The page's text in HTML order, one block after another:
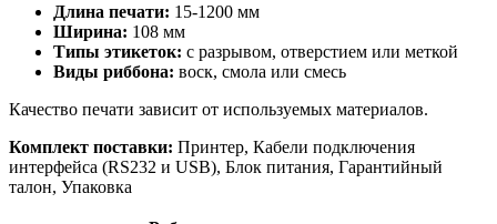
Длина печати: 15-1200 мм
Ширина: 108 мм
Типы этикеток: с разрывом, отверстием или меткой
Виды риббона: воск, смола или смесь
Качество печати зависит от используемых материалов.
Комплект поставки: Принтер, Кабели подключения
интерфейса (RS232 и USB), Блок питания, Гарантийный
талон, Упаковка